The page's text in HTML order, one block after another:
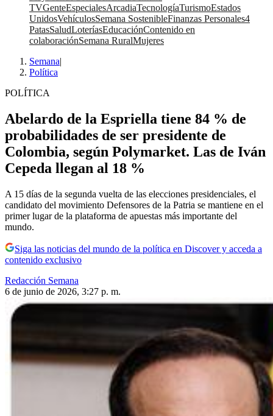
TVGenteEspecialesArcadiaTecnologíaTurismoEstados
UnidosVehículosSemana SostenibleFinanzas Personales4
PatasSaludLoteríasEducaciónContenido en
colaboraciónSemana RuralMujeres
Semana|
Política
POLÍTICA
Abelardo de la Espriella tiene 84 % de
probabilidades de ser presidente de
Colombia, según Polymarket. Las de Iván
Cepeda llegan al 18 %
A 15 días de la segunda vuelta de las elecciones presidenciales, el
candidato del movimiento Defensores de la Patria se mantiene en el
primer lugar de la plataforma de apuestas más importante del
mundo.
Siga las noticias del mundo de la política en Discover y acceda a
contenido exclusivo
Redacción Semana
6 de junio de 2026, 3:27 p. m.